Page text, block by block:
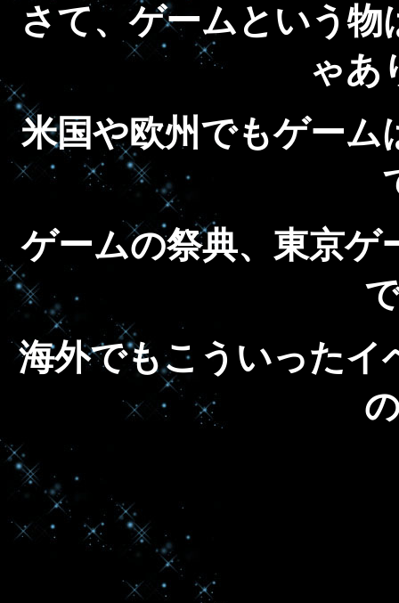
さて、ゲームという
ゃあ
米国や欧州でもゲーム
ゲームの祭典、東京ゲ
海外でもこういったイ